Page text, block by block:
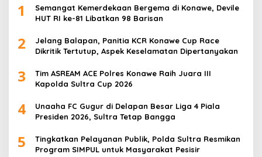
1
Semangat Kemerdekaan Bergema di Konawe, Devile
HUT RI ke-81 Libatkan 98 Barisan
2
Jelang Balapan, Panitia KCR Konawe Cup Race
Dikritik Tertutup, Aspek Keselamatan Dipertanyakan
3
Tim ASREAM ACE Polres Konawe Raih Juara III
Kapolda Sultra Cup 2026
4
Unaaha FC Gugur di Delapan Besar Liga 4 Piala
Presiden 2026, Sultra Tetap Bangga
5
Tingkatkan Pelayanan Publik, Polda Sultra Resmikan
Program SIMPUL untuk Masyarakat Pesisir